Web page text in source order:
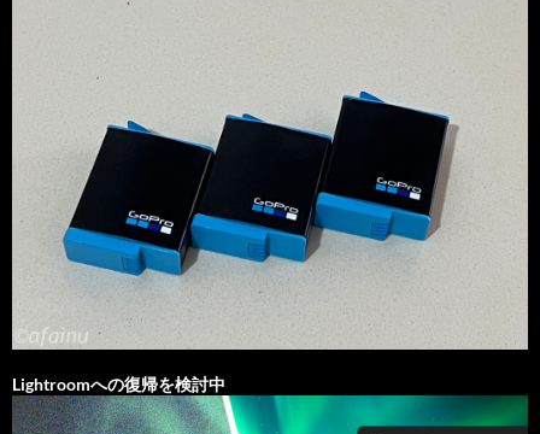
Lightroomへの復帰を検討中